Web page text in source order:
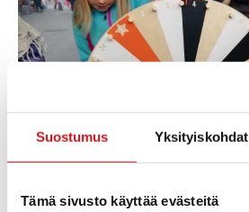
Suostumus Yksityiskohdat
Tämä sivusto käyttää evästeitä